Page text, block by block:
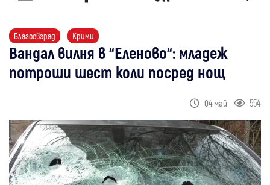
Благоевград Крими
Вандал вилня в “Еленово“: младеж
потроши шест коли посред нощ
04 май 554